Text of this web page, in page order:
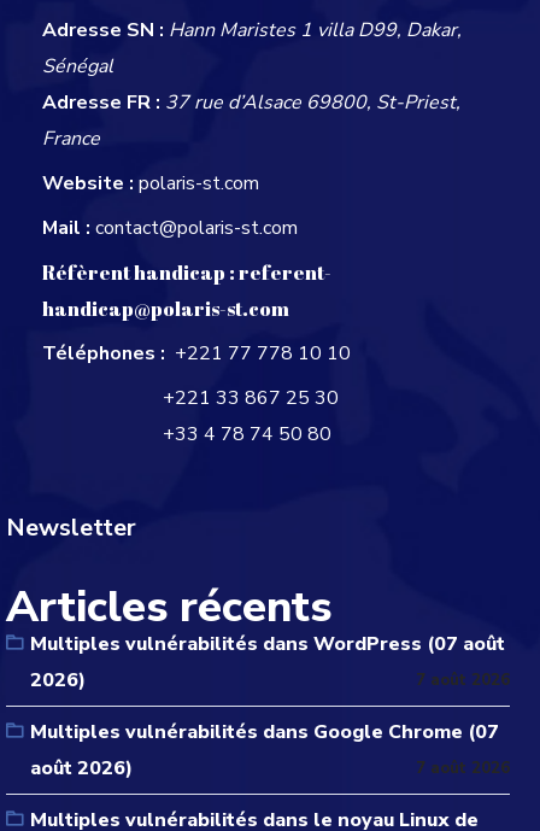
Adresse SN : Hann Maristes 1 villa D99, Dakar,
Sénégal
Adresse FR : 37 rue d’Alsace 69800, St-Priest,
France
Website : polaris-st.com
Mail : contact@polaris-st.com
Réfèrent handicap :referent-
handicap@polaris-st.com
Téléphones : +221 77 778 10 10
+221 33 867 25 30
+33 4 78 74 50 80
Newsletter
Articles récents
Multiples vulnérabilités dans WordPress (07 août
2026)
7 août 2026
Multiples vulnérabilités dans Google Chrome (07
août 2026)
7 août 2026
Multiples vulnérabilités dans le noyau Linux de